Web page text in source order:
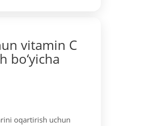
vitamin C
bo‘yicha
oqartirish uchun